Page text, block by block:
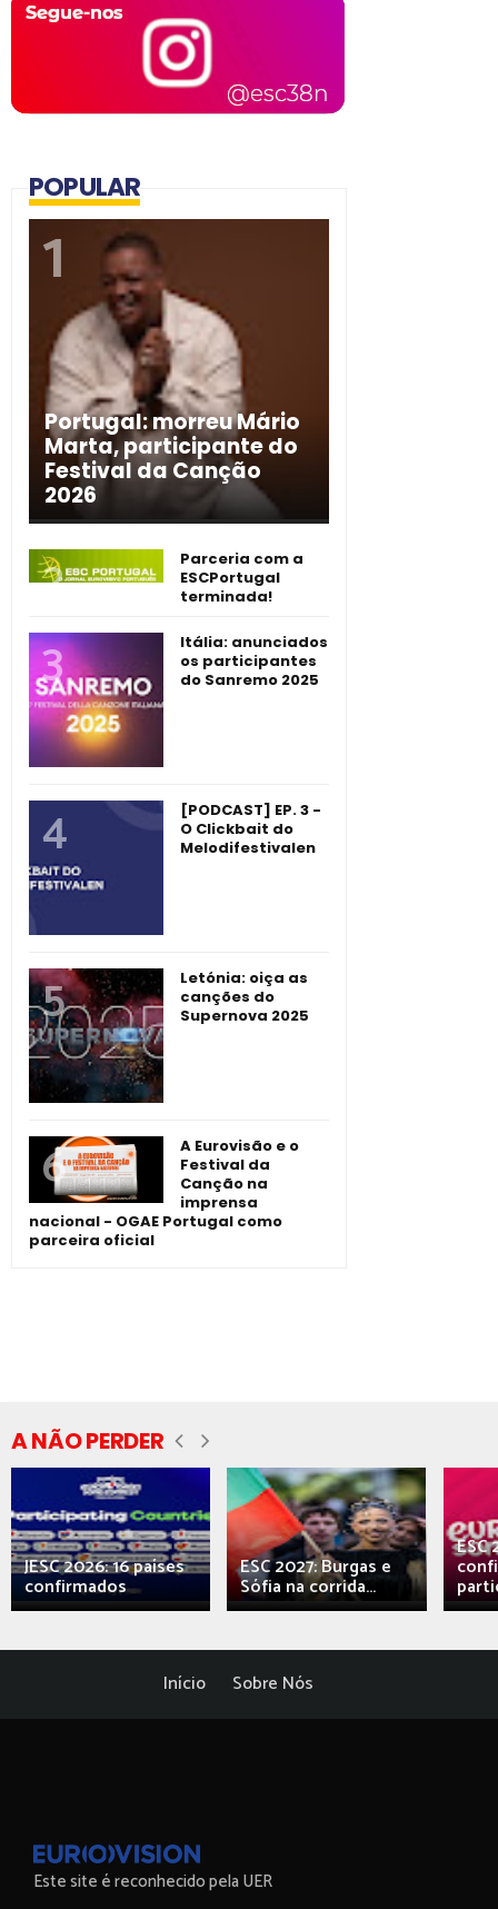
POPULAR
Portugal: morreu Mário
Marta, participante do
Festival da Canção
2026
Parceria com a
ESCPortugal
terminada!
Itália: anunciados
os participantes
do Sanremo 2025
[PODCAST] EP. 3 -
O Clickbait do
Melodifestivalen
Letónia: oiça as
canções do
Supernova 2025
A Eurovisão e o
Festival da
Canção na
imprensa
nacional - OGAE Portugal como
parceira oficial
A NÃO PERDER
JESC 2026: 16 países
confirmados
ESC 2027: Burgas e
Sófia na corrida...
ESC
Início Sobre Nós
Este site é reconhecido pela UER